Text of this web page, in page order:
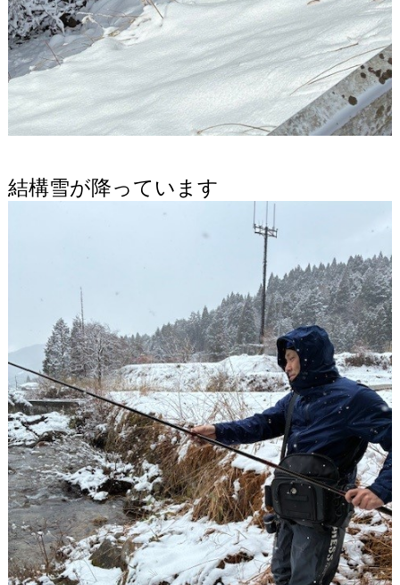
結構雪が降っています